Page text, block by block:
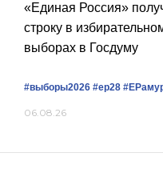
«Единая Россия»
строку в
выборах в Госдуму
#выборы2026 #ер28
06.08.26